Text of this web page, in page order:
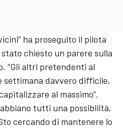
ha proseguito il pilota
chiesto un parere sulla
“Gli altri pretendenti al
davvero difficile,
al massimo”.
tutti una possibilità,
cercando di mantenere lo